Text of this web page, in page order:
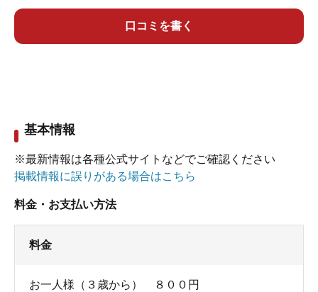
口コミを書く
基本情報
※最新情報は各種公式サイトなどでご確認ください
掲載情報に誤りがある場合はこちら
料金・お支払い方法
料金
お一人様（３歳から） ８００円